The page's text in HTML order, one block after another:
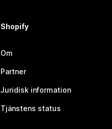
Shopify
Om
Partner
Juridisk information
Tjänstens status